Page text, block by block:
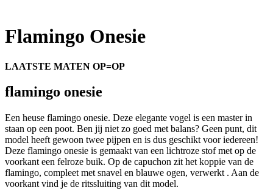
Flamingo Onesie
LAATSTE MATEN OP=OP
flamingo onesie
Een heuse flamingo onesie. Deze elegante vogel is een master in
staan op een poot. Ben jij niet zo goed met balans? Geen punt, dit
model heeft gewoon twee pijpen en is dus geschikt voor iedereen!
Deze flamingo onesie is gemaakt van een lichtroze stof met op de
voorkant een felroze buik. Op de capuchon zit het koppie van de
flamingo, compleet met snavel en blauwe ogen, verwerkt . Aan de
voorkant vind je de ritssluiting van dit model.